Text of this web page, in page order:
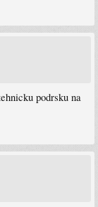
podrsku na